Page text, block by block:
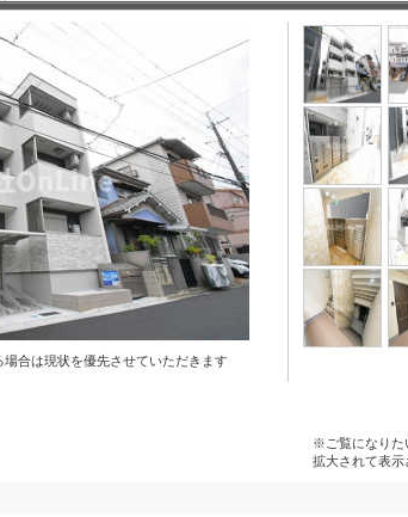
合は現状を優先させていただきます
※ご覧になりた
拡大されて表示